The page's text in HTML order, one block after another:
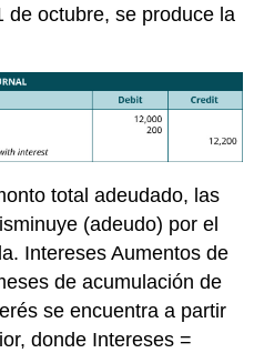
de octubre, se produce la
total adeudado, las
(adeudo) por el
Intereses Aumentos de
de acumulación de
se encuentra a partir
donde Intereses =